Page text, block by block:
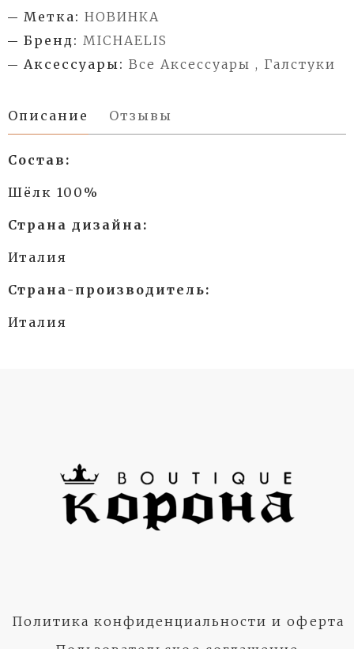
Метка: НОВИНКА
Бренд: MICHAELIS
Аксессуары: Все Аксессуары , Галстуки
Описание Отзывы
Состав:
Шёлк 100%
Страна дизайна:
Италия
Страна-производитель:
Италия
Политика конфиденциальности и оферта